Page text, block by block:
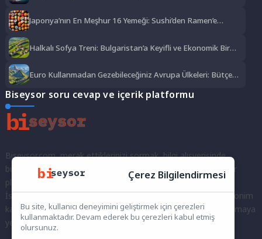
Japonya’nın En Meşhur 16 Yemeği: Sushi’den Ramen’e
Halkalı Sofya Treni: Bulgaristan’a Keyifli ve Ekonomik Bir
Euro Kullanmadan Gezebileceğiniz Avrupa Ülkeleri: Bütçe
Biseysor soru cevap ve içerik platformu
Biseysor.com, merak ettiklerinizi sormak, bilgi alışverişinde
bulunmak ve fikirlerinizi paylaşmak için bir araya geldiğimiz bir
platformdur.
İster kayıtlı bir kullanıcı olarak topluluğumuza katılın, ister anonim
kalarak sorularınızı yöneltin; burada her türlü soruya ve tartışmaya
yer var. Bilgiyi keşfetmek ve paylaşmak için bize katılın!
Çerez Bilgilendirmesi
Bu site, kullanıcı deneyimini geliştirmek için çerezleri
kullanmaktadır. Devam ederek bu çerezleri kabul etmiş
olursunuz.